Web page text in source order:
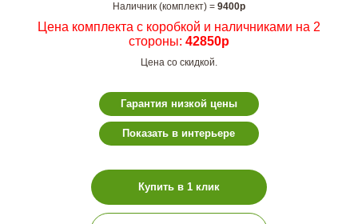
Наличник (комплект) = 9400р
Цена комплекта с коробкой и наличниками на 2
стороны: 42850р
Цена со скидкой.
Гарантия низкой цены
Показать в интерьере
Купить в 1 клик